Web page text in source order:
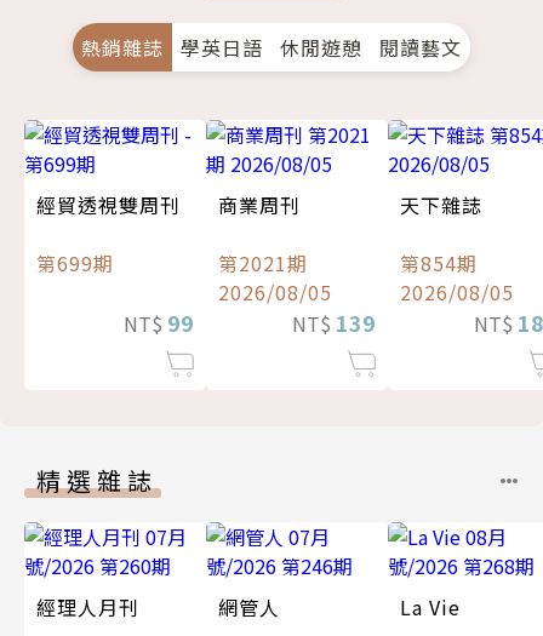
熱銷雜誌 學英日語 休閒遊憩 閱讀藝文
經貿透視雙周刊
第699期
NT$ 99
商業周刊
第2021期
2026/08/05
NT$ 139
天下雜誌
第854期
2026/08/05
NT$
精選雜誌
經理人月刊
網管人
La Vie